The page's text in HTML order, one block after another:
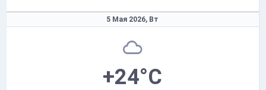
5 Мая 2026, Вт
+24°C